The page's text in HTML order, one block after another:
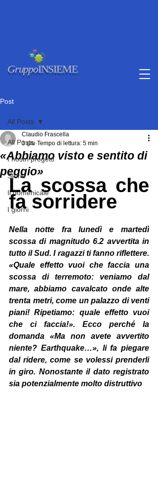
GruppoINSIEME
Post
All Posts
I nostri progetti
Storie
Il domenicale
I giorni
All Posts
«Abbiamo visto e sentito di
peggio»
Claudio Frascella
3 giu Tempo di lettura: 5 min
La scossa che
fa sorridere
Nella notte fra lunedì e martedì
scossa di magnitudo 6.2 avvertita in
tutto il Sud. I ragazzi ti fanno riflettere.
«Quale effetto vuoi che faccia una
scossa di terremoto: veniamo dal
mare, abbiamo cavalcato onde alte
trenta metri, come un palazzo di venti
piani! Ripetiamo: quale effetto vuoi
che ci faccia!». Ecco perché la
domanda «Ma non avete avvertito
niente? Earthquake…», li fa piegare
dal ridere, come se volessi prenderli
in giro. Nonostante il dato registrato
sia potenzialmente molto distruttivo